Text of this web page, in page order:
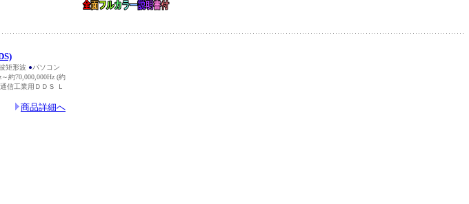
矩形波 ●パソコン
約70,000,000Hz (約
通信工業用ＤＤＳ Ｌ
商品詳細へ